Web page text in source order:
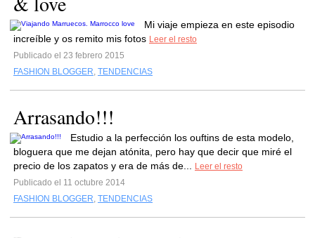
Mi viaje empieza en este episodio
increíble y os remito mis fotos Leer el resto
Publicado el 23 febrero 2015
FASHION BLOGGER, TENDENCIAS
Arrasando!!!
Estudio a la perfección los ouftins de esta modelo,
bloguera que me dejan atónita, pero hay que decir que miré el
precio de los zapatos y era de más de...
Leer el resto
Publicado el 11 octubre 2014
FASHION BLOGGER, TENDENCIAS